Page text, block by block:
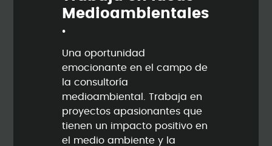
Medioambienta les
.
Una oportunidad
emocionante en el campo de
la consultoría
medioambiental. Trabaja en
proyectos apasionantes que
tienen un impacto positivo en
el medio ambiente y la